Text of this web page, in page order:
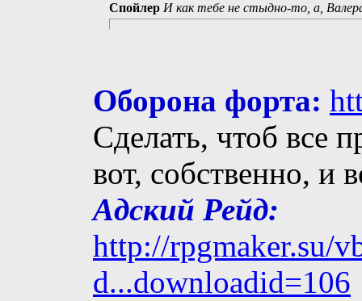
Спойлер И как тебе не стыдно-то, а,
Оборона форта:
Сделать, чтоб все
вот, собственно, и
Адский Рейд:
http://rpgmaker.su/
d...downloadid=106